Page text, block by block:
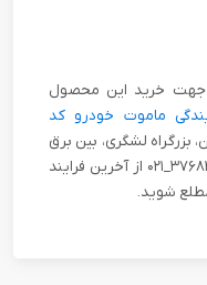
جهت خرید این محصول
ماموت خودرو کد
بزرگراه لشگری، بین برق
و اربابی، پلاک ۲۹۳ و یا تماس با شماره ۳۷۶۸۲_۰۲۱ از آخرین فرایند